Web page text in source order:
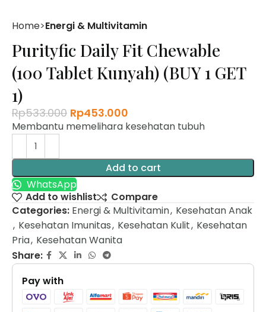
Home Energi & Multivitamin
Purityfic Daily Fit Chewable
(100 Tablet Kunyah) (BUY 1 GET
1)
Rp533.000 Rp453.000
Membantu memelihara kesehatan tubuh
Add to cart
WhatsApp
Add to wishlist
Compare
Categories: Energi & Multivitamin, Kesehatan Anak
, Kesehatan Imunitas, Kesehatan Kulit, Kesehatan
Pria, Kesehatan Wanita
Share:
Pay with